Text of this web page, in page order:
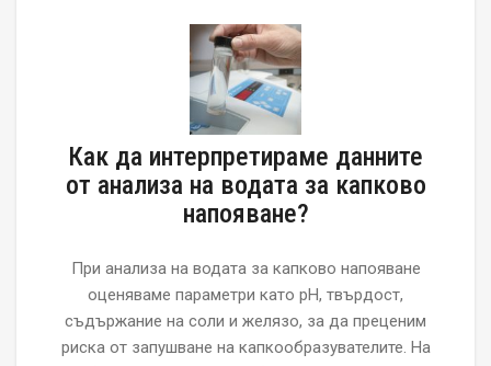
Как да интерпретираме данните
от анализа на водата за капково
напояване?
При анализа на водата за капково напояване
оценяваме параметри като pH, твърдост,
съдържание на соли и желязо, за да преценим
риска от запушване на капкообразувателите. На